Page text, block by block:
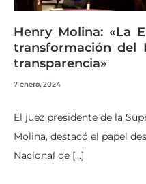
Henry Molina: «La
transformación del
transparencia»
7 enero, 2024
El juez presidente de la
Molina, destacó el papel
Nacional de […]